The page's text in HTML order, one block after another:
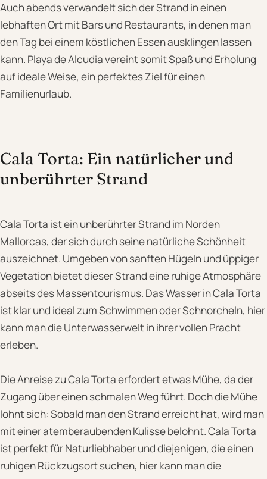
Auch abends verwandelt sich der Strand in einen
lebhaften Ort mit Bars und Restaurants, in denen man
den Tag bei einem köstlichen Essen ausklingen lassen
kann. Playa de Alcudia vereint somit Spaß und Erholung
auf ideale Weise, ein perfektes Ziel für einen
Familienurlaub.
Cala Torta: Ein natürlicher und
unberührter Strand
Cala Torta ist ein unberührter Strand im Norden
Mallorcas, der sich durch seine natürliche Schönheit
auszeichnet. Umgeben von sanften Hügeln und üppiger
Vegetation bietet dieser Strand eine ruhige Atmosphäre
abseits des Massentourismus. Das Wasser in Cala Torta
ist klar und ideal zum Schwimmen oder Schnorcheln, hier
kann man die Unterwasserwelt in ihrer vollen Pracht
erleben.
Die Anreise zu Cala Torta erfordert etwas Mühe, da der
Zugang über einen schmalen Weg führt. Doch die Mühe
lohnt sich: Sobald man den Strand erreicht hat, wird man
mit einer atemberaubenden Kulisse belohnt. Cala Torta
ist perfekt für Naturliebhaber und diejenigen, die einen
ruhigen Rückzugsort suchen, hier kann man die